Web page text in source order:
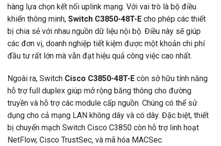
hàng lựa chọn kết nối uplink mạng. Với vai trò là bộ điều
khiển thông minh, Switch C3850-48T-E cho phép các thiết
bị chia sẻ với nhau nguồn dữ liệu nội bộ. Điều này sẽ giúp
các đơn vị, doanh nghiệp tiết kiệm được một khoản chi phí
đầu tư rất lớn mà vẫn đạt hiệu quả công việc cao nhất.
Ngoài ra, Switch Cisco C3850-48T-E còn sở hữu tính năng
hỗ trợ full duplex giúp mở rộng băng thông cho đường
truyền và hỗ trợ các module cấp nguồn. Chúng có thể sử
dụng cho cả mạng LAN không dây và có dây. Đặc biệt, thiết
bị chuyển mạch Switch Cisco C3850 còn hỗ trợ linh hoạt
NetFlow, Cisco TrustSec, và mã hóa MACSec.